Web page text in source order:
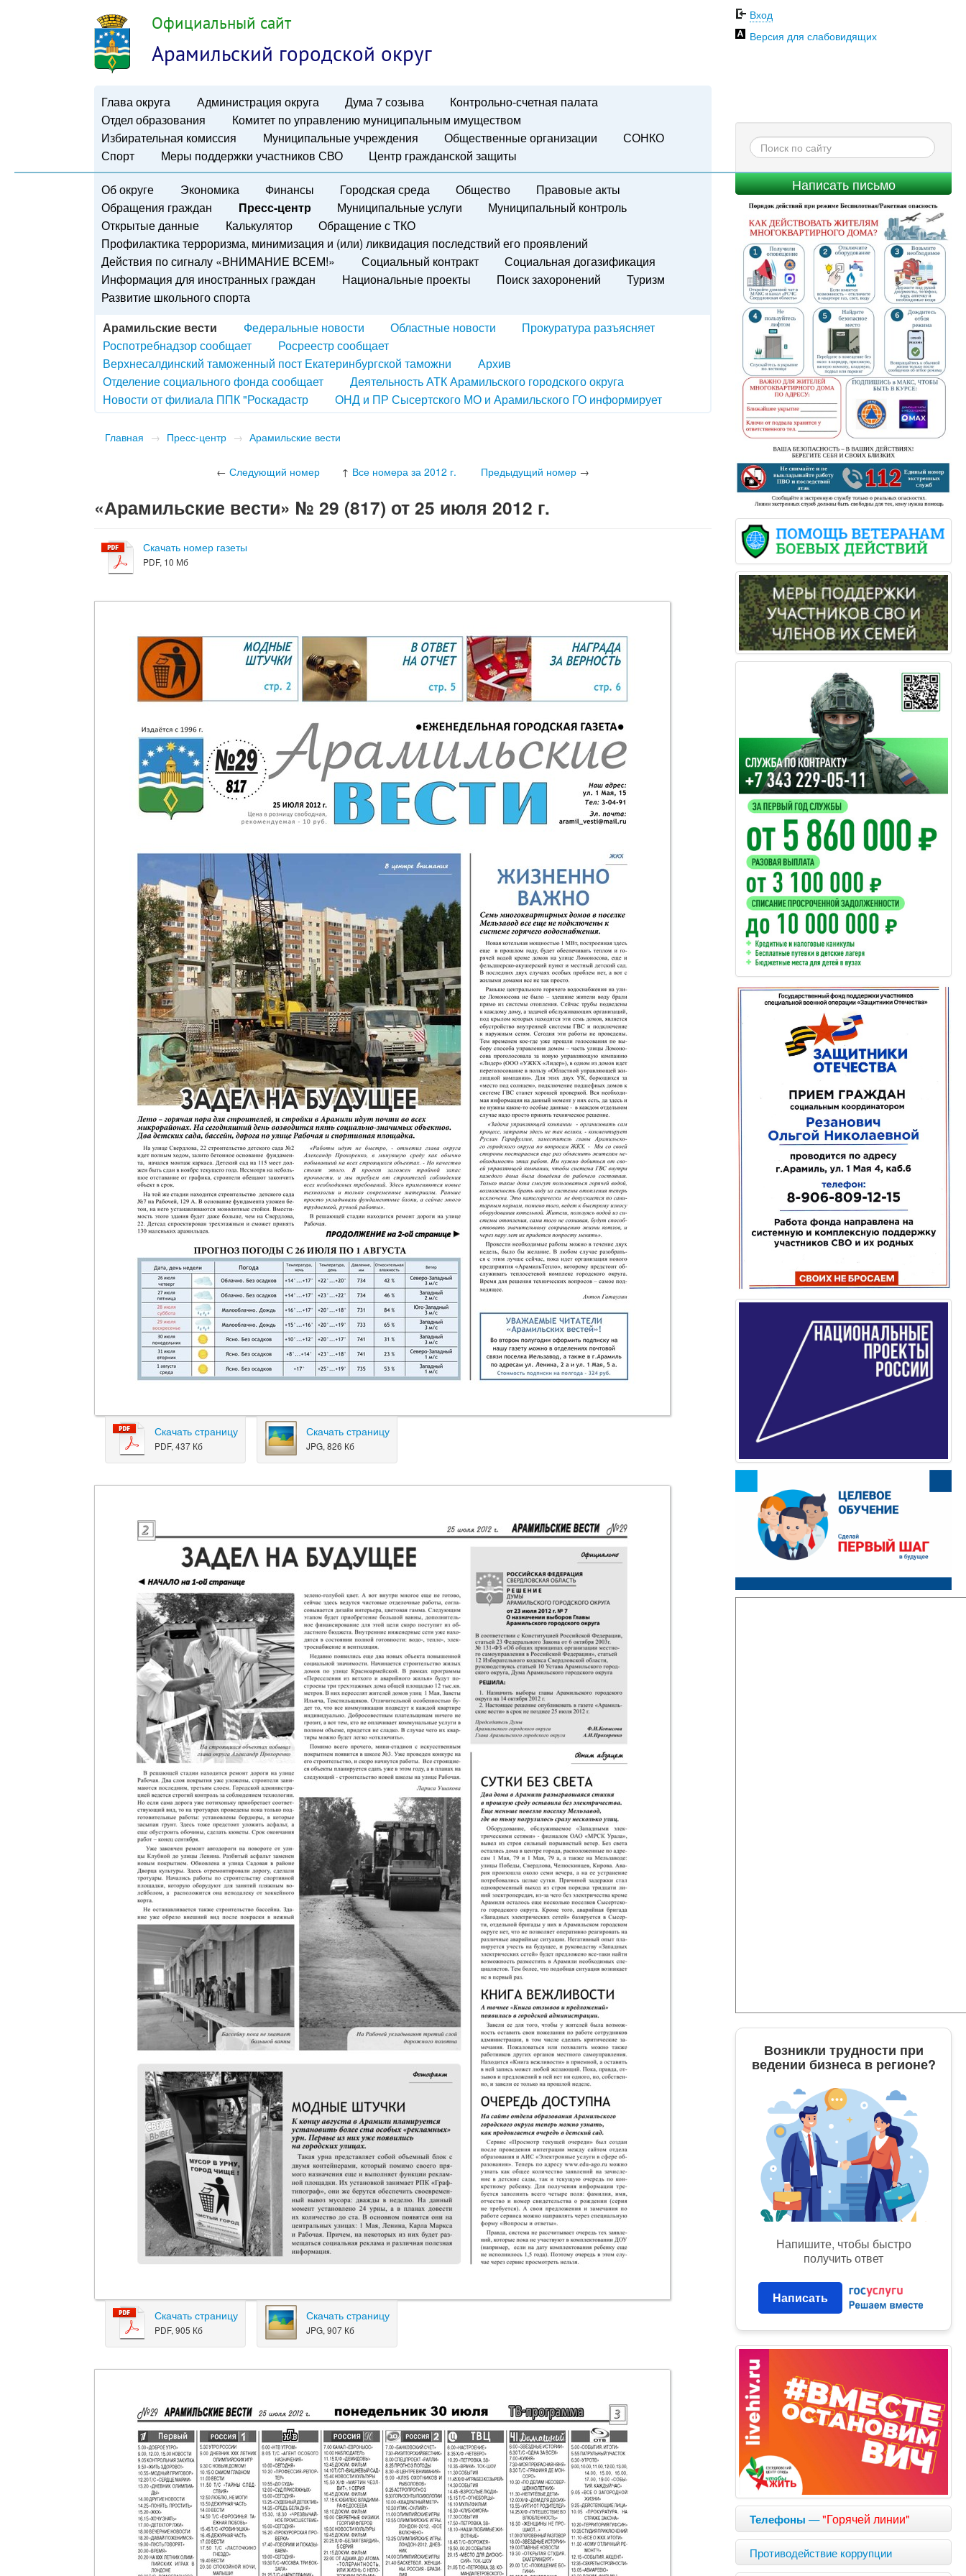
Официальный сайт
Арамильский городской округ
Глава округа Администрация округа Дума 7 созыва
Контрольно-счетная палата
Отдел образования
Комитет по управлению муниципальным имуществом
Избирательная комиссия
Муниципальные учреждения Общественные организации
СОНКО
Спорт
Меры поддержки участников СВО Центр гражданской защиты
Вход
Версия для слабовидящих
Написать письмо
Об округе Экономика Финансы Городская среда Общество
Правовые акты
Обращения граждан
Пресс-центр Муниципальные услуги
Муниципальный контроль
Открытые данные
Калькулятор
Обращение с ТКО
Профилактика терроризма, минимизация и (или) ликвидация последствий его проявлений
Действия по сигналу «ВНИМАНИЕ ВСЕМ!»
Социальный контракт
Социальная догазификация
Информация для иностранных граждан
Национальные проекты Поиск захоронений
Туризм
Развитие школьного спорта
Арамильские вести
Федеральные новости Областные новости
Прокуратура разъясняет
Роспотребнадзор сообщает
Росреестр сообщает
Верхнесалдинский таможенный пост Екатеринбургской таможни
Архив
Отделение социального фонда сообщает
Деятельность АТК Арамильского городского округа
Новости от филиала ППК "Роскадастр
ОНД и ПР Сысертского МО и Арамильского ГО информирует
Главная → Пресс-центр → Арамильские вести
←Следующий номер ↑ Все номера за 2012 г. Предыдущий номер →
«Арамильские вести» № 29 (817) от 25 июля 2012 г.
Скачать номер газеты
PDF, 10 Мб
Скачать страницу
PDF, 437 Кб
Скачать страницу
JPG, 826 Кб
Скачать страницу
PDF, 905 Кб
Скачать страницу
JPG, 907 Кб
Возникли трудности при
ведении бизнеса в регионе?
Напишите, чтобы быстро
получить ответ
Написать
Телефоны —"Горячей линии"
Противодействие коррупции